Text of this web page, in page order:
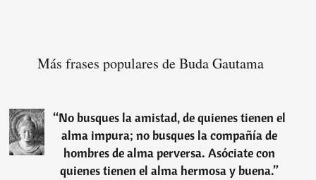
Más frases populares de Buda Gautama
“No busques la amistad, de quienes tienen el
alma impura; no busques la compañía de
hombres de alma perversa. Asóciate con
quienes tienen el alma hermosa y buena.”